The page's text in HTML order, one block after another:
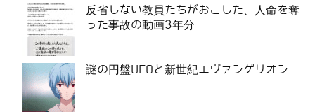
反省しない教員たちがおこした、人命を奪
った事故の動画3年分
謎の円盤UFOと新世紀エヴァンゲリオン